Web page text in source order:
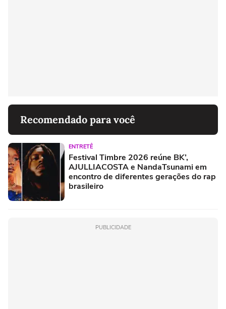
Recomendado para você
ENTRETÊ
Festival Timbre 2026 reúne BK’,
AJULLIACOSTA e NandaTsunami em
encontro de diferentes gerações do rap
brasileiro
PUBLICIDADE